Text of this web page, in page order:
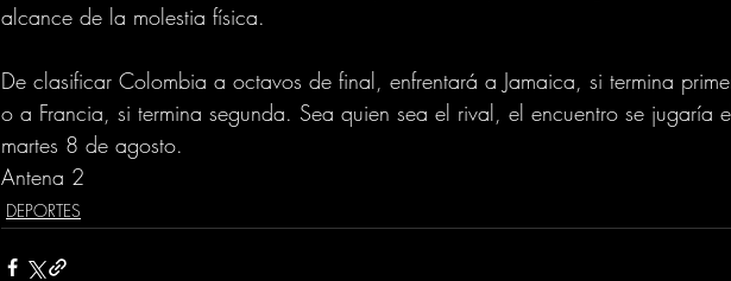
alcance de la molestia física.
De clasificar Colombia a octavos de final, enfrentará a Jamaica, si termina
o a Francia, si termina segunda. Sea quien sea el rival, el encuentro se jugaría
martes 8 de agosto.
Antena 2
DEPORTES